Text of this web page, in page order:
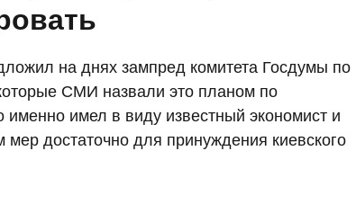
на днях зампред комитета Госдумы по
СМИ назвали это планом по
имел в виду известный экономист и
достаточно для принуждения киевского